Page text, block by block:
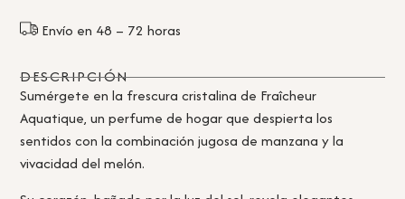
Envío en 48 – 72 horas
DESCRIPCIÓN
Sumérgete en la frescura cristalina de Fraîcheur
Aquatique, un perfume de hogar que despierta los
sentidos con la combinación jugosa de manzana y la
vivacidad del melón.